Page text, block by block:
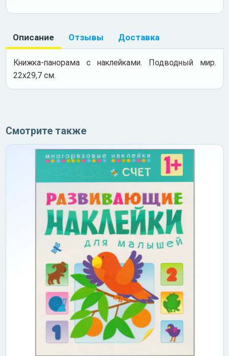
Описание Отзывы Доставка
Книжка-панорама с наклейками. Подводный мир.
22х29,7 см.
Смотрите также